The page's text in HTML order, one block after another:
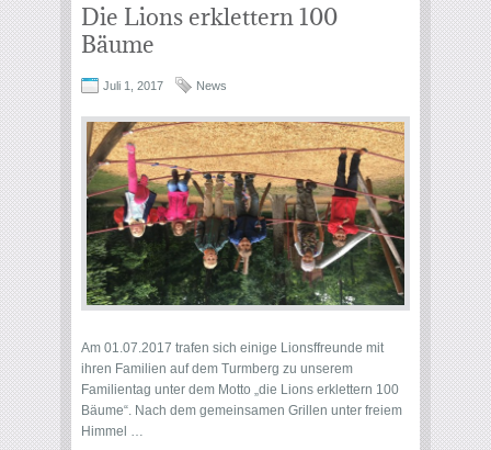
Die Lions erklettern 100
Bäume
Juli 1, 2017 News
Am 01.07.2017 trafen sich einige Lionsffreunde mit
ihren Familien auf dem Turmberg zu unserem
Familientag unter dem Motto „die Lions erklettern 100
Bäume“. Nach dem gemeinsamen Grillen unter freiem
Himmel …